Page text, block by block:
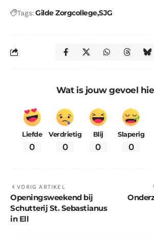
Tags:Gilde ZorgcollegeSJG
Wat is jouw gevoel
Liefde
0
Verdrietig
0
Blij
0
Slaperig
0
VORIG ARTIKEL
Openingsweekend bij
Schutterij St. Sebastianus
in Ell